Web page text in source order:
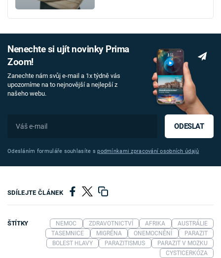
Nenechte si ujít novinky Prima
Zoom!
Zanechte nám svůj e-mail a 1x týdně vás
upozorníme na to nejnovější a nejlepší z
našeho webu.
ODESLAT
Odesláním formuláře souhlasíte spodmínkami zpracování osobních údajů
SDÍLEJTE ČLÁNEK
ŠTÍTKY NEMOC ZDRAVOTNICTVÍ AFRIKA
AUSTRÁLIE
TASEMNICE
MIGRÉNA ONEMOCNĚNÍ
PARAZIT
BOLEST HLAVY
PARAZITISMUS
PARAZIT V MOZKU
CYSTICERKÓZA